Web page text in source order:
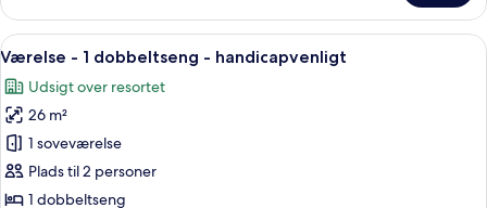
værelse
til
3
Indlæs
alle
billeder
af
Værelse
-
1
Et hotelværelse med en stor seng,
7
Værelse - 1 dobbeltseng - handicapvenligt
Udsigt over resortet
26 m²
1 soveværelse
Plads til 2 personer
1 dobbeltseng